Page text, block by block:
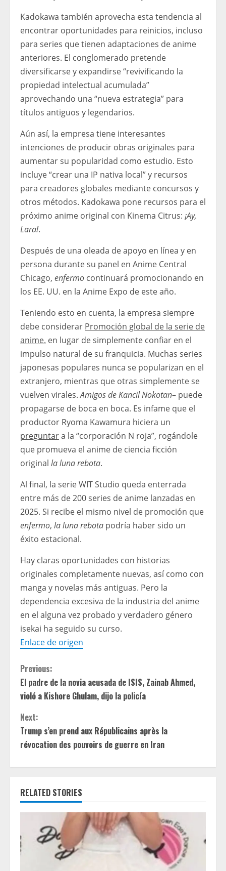
Kadokawa también aprovecha esta tendencia al
encontrar oportunidades para reinicios, incluso
para series que tienen adaptaciones de anime
anteriores. El conglomerado pretende
diversificarse y expandirse “revivificando la
propiedad intelectual acumulada”
aprovechando una “nueva estrategia” para
títulos antiguos y legendarios.
Aún así, la empresa tiene interesantes
intenciones de producir obras originales para
aumentar su popularidad como estudio. Esto
incluye “crear una IP nativa local” y recursos
para creadores globales mediante concursos y
otros métodos. Kadokawa pone recursos para el
próximo anime original con Kinema Citrus: ¡Ay,
Lara!.
Después de una oleada de apoyo en línea y en
persona durante su panel en Anime Central
Chicago, enfermo continuará promocionando en
los EE. UU. en la Anime Expo de este año.
Teniendo esto en cuenta, la empresa siempre
debe considerar Promoción global de la serie de
anime. en lugar de simplemente confiar en el
impulso natural de su franquicia. Muchas series
japonesas populares nunca se popularizan en el
extranjero, mientras que otras simplemente se
vuelven virales.Amigos de Kancil Nokotan– puede
propagarse de boca en boca. Es infame que el
productor Ryoma Kawamura hiciera un
preguntara la “corporación N roja”, rogándole
que promueva el anime de ciencia ficción
original la luna rebota.
Al final, la serie WIT Studio queda enterrada
entre más de 200 series de anime lanzadas en
2025. Si recibe el mismo nivel de promoción que
enfermo, la luna rebota podría haber sido un
éxito estacional.
Hay claras oportunidades con historias
originales completamente nuevas, así como con
manga y novelas más antiguas. Pero la
dependencia excesiva de la industria del anime
en el alguna vez probado y verdadero género
isekai ha seguido su curso.
Enlace de origen
C
o
n
t
u
R
Previous:
El padre de la novia acusada de ISIS, Zainab Ahmed,
violó a Kishore Ghulam, dijo la policía
Next:
Trump s’en prend aux Républicains après la
révocation des pouvoirs de guerre en Iran
RELATED STORIES